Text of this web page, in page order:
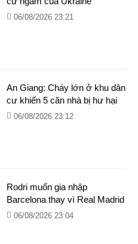
06/08/2026 23:21
An Giang: Cháy lớn ở khu dân
cư khiến 5 căn nhà bị hư hại
06/08/2026 23:12
Rodri muốn gia nhập
Barcelona thay vì Real Madrid
06/08/2026 23:04